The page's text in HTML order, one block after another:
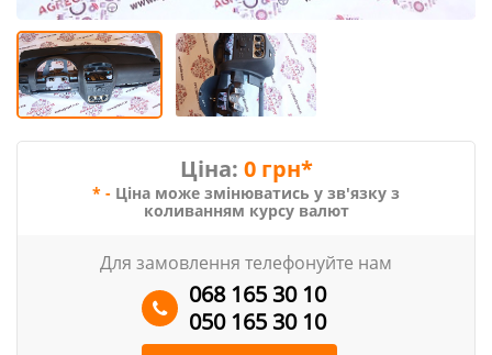
Ціна: 0 грн*
* - Ціна може змінюватись у зв'язку з
коливанням курсу валют
Для замовлення телефонуйте нам
068 165 30 10
050 165 30 10